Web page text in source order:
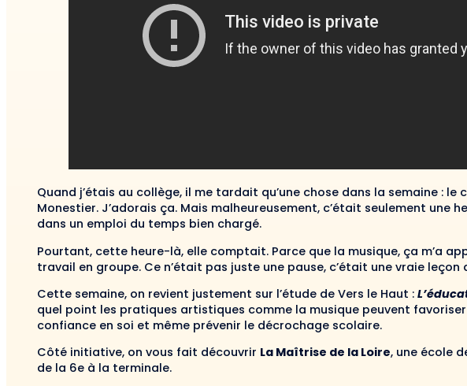
Quand j’étais au collège, il me tardait qu’une chose dans la semaine : le
Monestier. J’adorais ça. Mais malheureusement, c’était seulement une
dans un emploi du temps bien chargé.
Pourtant, cette heure-là, elle comptait. Parce que la musique, ça m’a
travail en groupe. Ce n’était pas juste une pause, c’était une vraie leçon
Cette semaine, on revient justement sur l’étude de Vers le Haut :
quel point les pratiques artistiques comme la musique peuvent
confiance en soi et même prévenir le décrochage scolaire.
Côté initiative, on vous fait découvrir La Maîtrise de la Loire, une école
de la 6e à la terminale.